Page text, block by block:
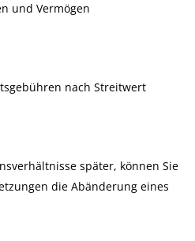
und Vermögen
nach Streitwert
später, können Sie
die Abänderung eines